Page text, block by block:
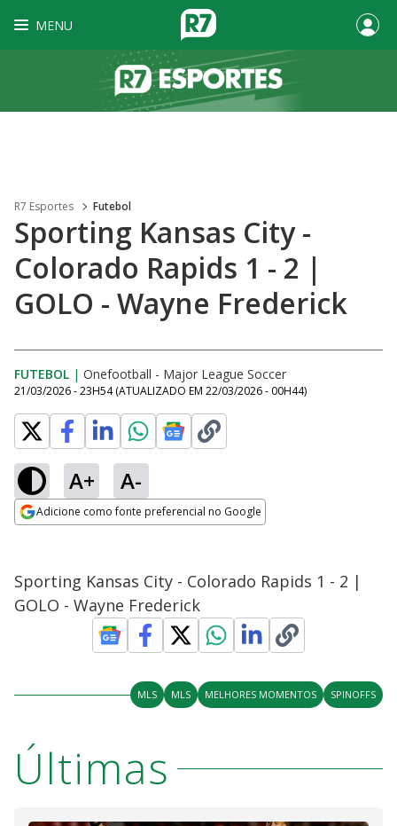
MENU
R7 Esportes Futebol
Sporting Kansas City -
Colorado Rapids 1 - 2 |
GOLO - Wayne Frederick
FUTEBOL | Onefootball - Major League Soccer
21/03/2026 - 23H54 (ATUALIZADO EM 22/03/2026 - 00H44)
A+ A-
Adicione como fonte preferencial no Google
Sporting Kansas City - Colorado Rapids 1 - 2 |
GOLO - Wayne Frederick
MLS MLS MELHORES MOMENTOS SPINOFFS
Últimas